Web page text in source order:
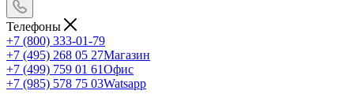
Телефоны
+7 (800) 333-01-79
+7 (495) 268 05 27Магазин
+7 (499) 759 01 61Офис
+7 (985) 578 75 03Watsapp